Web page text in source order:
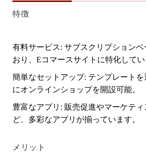
特徴
有料サービス: サブスクリプション
おり、Eコマースサイトに特化してい
簡単なセットアップ: テンプレート
にオンラインショップを開設可能。
豊富なアプリ : 販売促進やマーケテ
ど、多彩なアプリが揃っています。
メリット